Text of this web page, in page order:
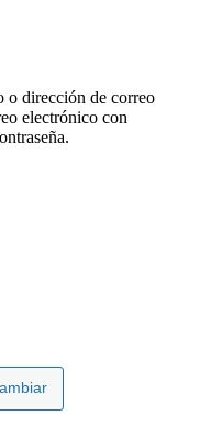
o dirección de correo
electrónico con